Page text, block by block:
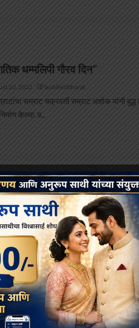
धम्मलिपी गौरव दिन”
20, 2022 buddhistbharat
सम्राट चक्रवर्ती सम्राट अशोक यांनी बुद्ध
केल्या. व...
: धम्मलिपीचा शोधकर्ता –
20, 2022 buddhistbharat
सर्वात प्राचीन ‘ धम्मलिपी ‘ चा शोध घेणाऱ्या
२२२...